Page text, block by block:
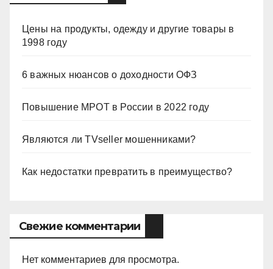
Цены на продукты, одежду и другие товары в
1998 году
6 важных нюансов о доходности ОФЗ
Повышение МРОТ в России в 2022 году
Являются ли TVseller мошенниками?
Как недостатки превратить в преимущество?
Свежие комментарии
Нет комментариев для просмотра.